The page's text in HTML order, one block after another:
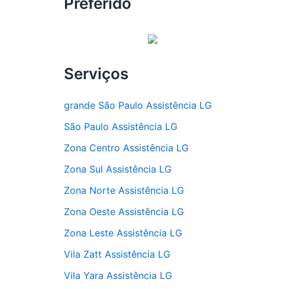
b
k
Serviços
grande São Paulo Assistência LG
São Paulo Assistência LG
Zona Centro Assistência LG
Zona Sul Assistência LG
Zona Norte Assistência LG
Zona Oeste Assistência LG
Zona Leste Assistência LG
Vila Zatt Assistência LG
Vila Yara Assistência LG